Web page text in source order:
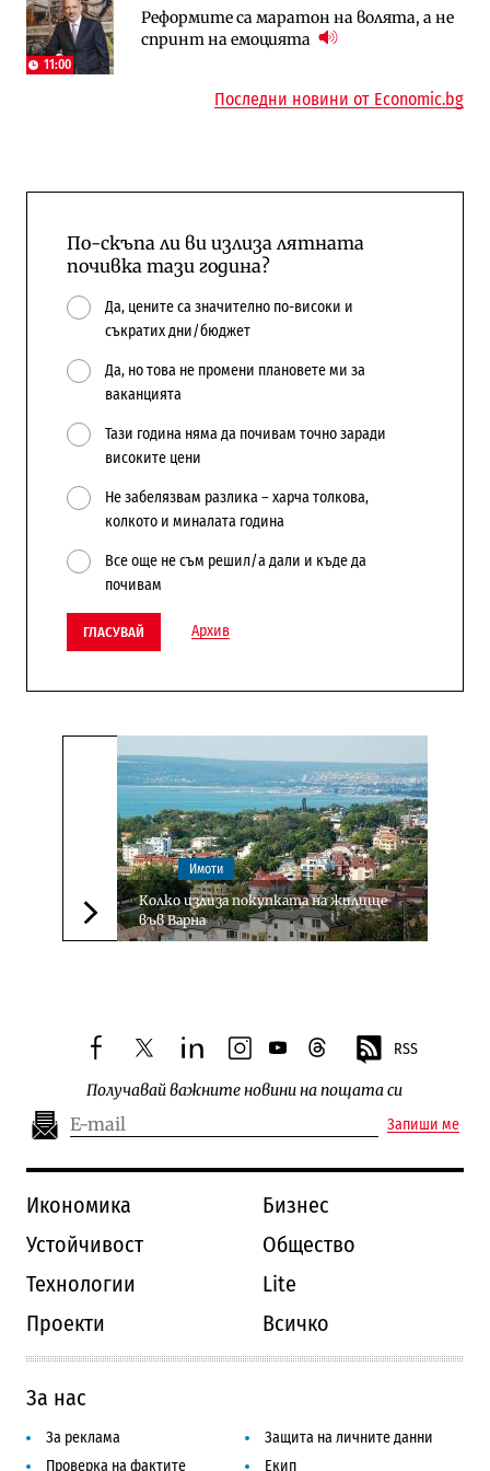
11:00
Реформите са маратон на волята, а не
спринт на емоцията
АЕЦ „Козлодуй“ ще работи само още
няколко седмици, ако сушата продължи
„Ендуросат“ ще строи огромен
космически и отбранителен център в
Последни новини от Economic.bg
По-скъпа ли ви излиза лятната
почивка тази година?
Да, цените са значително по-високи и
съкратих дни/бюджет
Да, но това не промени плановете ми за
ваканцията
Тази година няма да почивам точно заради
високите цени
Не забелязвам разлика – харча толкова,
колкото и миналата година
Все още не съм решил/а дали и къде да
почивам
ГЛАСУВАЙ Архив
Следваща новина
Имоти
Колко излиза покупката на жилище
във Варна
facebooktwitterlinkedininstagram
youtubethreads RSS
Получавай важните новини на пощата си
Запиши ме
Икономика
Бизнес
Устойчивост
Общество
Технологии
Lite
Проекти
Всичко
За нас
За реклама
Защита на личните данни
Проверка на фактите
Екип